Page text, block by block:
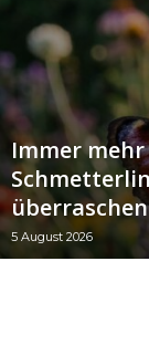
Immer
5 August 2026